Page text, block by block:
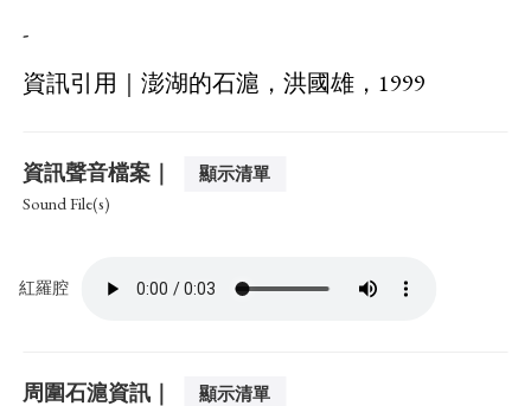
-
資訊引用｜澎湖的石滬，洪國雄，1999
資訊聲音檔案｜ 顯示清單
Sound File(s)
紅羅腔
周圍石滬資訊｜ 顯示清單